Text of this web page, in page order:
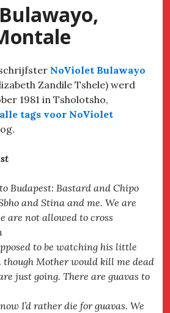
NoViolet Bulawayo
Zandile Tshele) werd
1981 in Tsholotsho,
alle tags voor NoViolet
Budapest: Bastard and Chipo
and Stina and me. We are
are not allowed to cross
to be watching his little
Mother would kill me dead
just going. There are guavas to
I’d rather die for guavas. We